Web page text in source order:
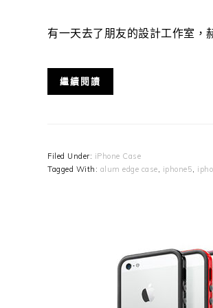
有一天去了朋友的設計工作室，
繼續閱讀
Filed Under: iPhone Case
Tagged With: alum edge case, iphone5,